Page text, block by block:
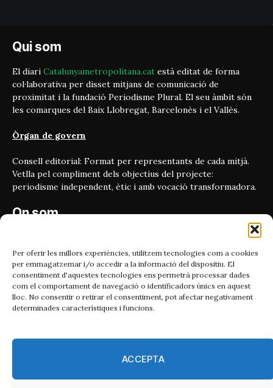
Per oferir les millors experiències, utilitzem tecnologies com a cookies
per emmagatzemar i/o accedir a la informació del dispositiu. El
consentiment d'aquestes tecnologies ens permetrà processar dades
com el comportament de navegació o identificadors únics en aquest
lloc. No consentir o retirar el consentiment, pot afectar negativament
determinades característiques i funcions.
ACCEPTA
Qui som
El diari Catalunyametropolitana.cat està editat de forma
col·laborativa per disset mitjans de comunicació de
proximitat i la fundació Periodisme Plural. El seu àmbit són
les comarques del Baix Llobregat, Barcelonès i el Vallès.
Òrgan de govern
Consell editorial: Format per representants de cada mitjà.
Vetlla pel compliment dels objectius del projecte:
periodisme independent, ètic i amb vocació transformadora.
On som
08010, Barcelona
Contacta'ns
Email:
catmet@periodismeplural.cat
Telèfon: